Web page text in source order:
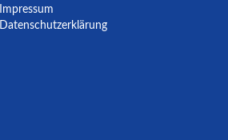
Impressum
Datenschutzerklärung